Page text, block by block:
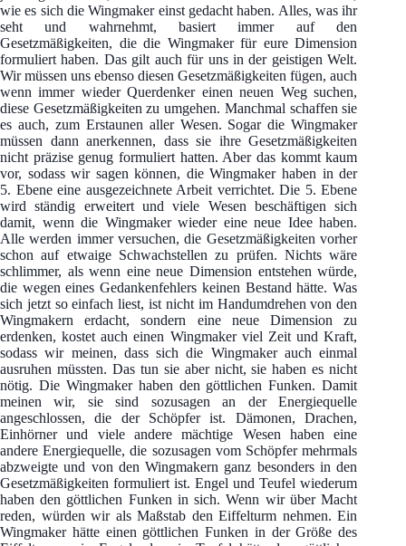
wie es sich die Wingmaker einst gedacht haben. Alles, was ihr
seht und wahrnehmt, basiert immer auf den
Gesetzmäßigkeiten, die die Wingmaker für eure Dimension
formuliert haben. Das gilt auch für uns in der geistigen Welt.
Wir müssen uns ebenso diesen Gesetzmäßigkeiten fügen, auch
wenn immer wieder Querdenker einen neuen Weg suchen,
diese Gesetzmäßigkeiten zu umgehen. Manchmal schaffen sie
es auch, zum Erstaunen aller Wesen. Sogar die Wingmaker
müssen dann anerkennen, dass sie ihre Gesetzmäßigkeiten
nicht präzise genug formuliert hatten. Aber das kommt kaum
vor, sodass wir sagen können, die Wingmaker haben in der
5. Ebene eine ausgezeichnete Arbeit verrichtet. Die 5. Ebene
wird ständig erweitert und viele Wesen beschäftigen sich
damit, wenn die Wingmaker wieder eine neue Idee haben.
Alle werden immer versuchen, die Gesetzmäßigkeiten vorher
schon auf etwaige Schwachstellen zu prüfen. Nichts wäre
schlimmer, als wenn eine neue Dimension entstehen würde,
die wegen eines Gedankenfehlers keinen Bestand hätte. Was
sich jetzt so einfach liest, ist nicht im Handumdrehen von den
Wingmakern erdacht, sondern eine neue Dimension zu
erdenken, kostet auch einen Wingmaker viel Zeit und Kraft,
sodass wir meinen, dass sich die Wingmaker auch einmal
ausruhen müssten. Das tun sie aber nicht, sie haben es nicht
nötig. Die Wingmaker haben den göttlichen Funken. Damit
meinen wir, sie sind sozusagen an der Energiequelle
angeschlossen, die der Schöpfer ist. Dämonen, Drachen,
Einhörner und viele andere mächtige Wesen haben eine
andere Energiequelle, die sozusagen vom Schöpfer mehrmals
abzweigte und von den Wingmakern ganz besonders in den
Gesetzmäßigkeiten formuliert ist. Engel und Teufel wiederum
haben den göttlichen Funken in sich. Wenn wir über Macht
reden, würden wir als Maßstab den Eiffelturm nehmen. Ein
Wingmaker hätte einen göttlichen Funken in der Größe des